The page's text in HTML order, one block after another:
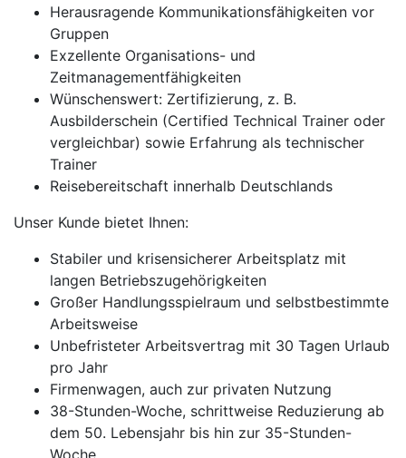
Herausragende Kommunikationsfähigkeiten vor
Gruppen
Exzellente Organisations- und
Zeitmanagementfähigkeiten
Wünschenswert: Zertifizierung, z. B.
Ausbilderschein (Certified Technical Trainer oder
vergleichbar) sowie Erfahrung als technischer
Trainer
Reisebereitschaft innerhalb Deutschlands
Unser Kunde bietet Ihnen:
Stabiler und krisensicherer Arbeitsplatz mit
langen Betriebszugehörigkeiten
Großer Handlungsspielraum und selbstbestimmte
Arbeitsweise
Unbefristeter Arbeitsvertrag mit 30 Tagen Urlaub
pro Jahr
Firmenwagen, auch zur privaten Nutzung
38-Stunden-Woche, schrittweise Reduzierung ab
dem 50. Lebensjahr bis hin zur 35-Stunden-
Woche